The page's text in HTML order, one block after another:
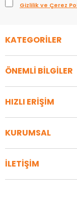
Gizlilik ve Çerez
KATEGORİLER
ÖNEMLİ BİLGİLER
HIZLI ERİŞİM
KURUMSAL
İLETİŞİM